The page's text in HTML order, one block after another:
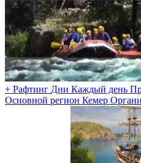
+ Рафтинг Дни Каждый день
Основной регион Кемер